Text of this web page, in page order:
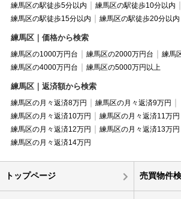
練馬区の駅徒歩5分以内
練馬区の駅徒歩10分以内
練馬区の駅徒歩15分以内
練馬区の駅徒歩20分以内
練馬区｜価格から検索
練馬区の1000万円台 練馬区の2000万円台
練馬
練馬区の4000万円台
練馬区の5000万円以上
練馬区｜返済額から検索
練馬区の月々返済8万円
練馬区の月々返済9万円
練馬区の月々返済10万円
練馬区の月々返済11万円
練馬区の月々返済12万円
練馬区の月々返済13万円
練馬区の月々返済14万円
トップページ 売買物件